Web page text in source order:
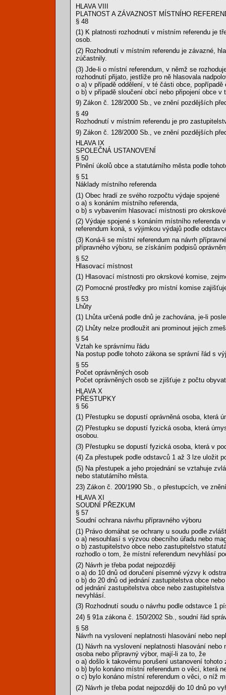
HLAVA VIII
PLATNOST A ZÁVAZNOST MÍSTNÍHO
§ 48
(1) K platnosti rozhodnutí v místním referendu je
osob.
(2) Rozhodnutí v místním referendu je závazné,
zúčastnily.
(3) Jde-li o místní referendum, v němž se
rozhodnutí přijato, jestliže pro ně hlasovala
o a) v případě oddělení, v té části obce,
o b) v případě sloučení obcí nebo připojení obce v
9) Zákon č. 128/2000 Sb., ve znění pozdějších
§ 49
Rozhodnutí v místním referendu je pro
9) Zákon č. 128/2000 Sb., ve znění pozdějších
HLAVA IX
SPOLEČNÁ USTANOVENÍ
§ 50
Plnění úkolů obce a statutárního města podle
§ 51
Náklady místního referenda
(1) Obec hradí ze svého rozpočtu výdaje spojené
o a) s konáním místního referenda,
o b) s vybavením hlasovací místnosti pro
(2) Výdaje spojené s konáním místního
referendum koná, s výjimkou výdajů podle
(3) Koná-li se místní referendum na návrh
přípravného výboru, se získáním podpisů
§ 52
Hlasovací místnost
(1) Hlasovací místnosti pro okrskové komise,
(2) Pomocné prostředky pro místní komise
§ 53
Lhůty
(1) Lhůta určená podle dnů je zachována, je-li
(2) Lhůty nelze prodloužit ani prominout jejich
§ 54
Vztah ke správnímu řádu
Na postup podle tohoto zákona se správní řád s
§ 55
Počet oprávněných osob
Počet oprávněných osob se zjišťuje z počtu
HLAVA X
PŘESTUPKY
§ 56
(1) Přestupku se dopustí oprávněná osoba, která
(2) Přestupku se dopustí fyzická osoba, která
osobou.
(3) Přestupku se dopustí fyzická osoba, která v
(4) Za přestupek podle odstavců 1 až 3 lze uložit
(5) Na přestupek a jeho projednání se vztahuje
nebo statutárního města.
23) Zákon č. 200/1990 Sb., o přestupcích, ve
HLAVA XI
SOUDNÍ PŘEZKUM
§ 57
Soudní ochrana návrhu přípravného výboru
(1) Právo domáhat se ochrany u soudu podle
o a) nesouhlasí s výzvou obecního úřadu nebo
o b) zastupitelstvo obce nebo zastupitelstvo
rozhodlo o tom, že místní referendum nevyhlásí
(2) Návrh je třeba podat nejpozději
o a) do 10 dnů od doručení písemné výzvy k
o b) do 20 dnů od jednání zastupitelstva obce
od jednání zastupitelstva obce nebo
nevyhlásí.
(3) Rozhodnutí soudu o návrhu podle odstavce 1
24) § 91a zákona č. 150/2002 Sb., soudní řád
§ 58
Návrh na vyslovení neplatnosti hlasování nebo
(1) Návrh na vyslovení neplatnosti hlasování
osoba nebo přípravný výbor, mají-li za to, že
o a) došlo k takovému porušení ustanovení
o b) bylo konáno místní referendum o věci, která
o c) bylo konáno místní referendum o věci, o níž
(2) Návrh je třeba podat nejpozději do 10 dnů po